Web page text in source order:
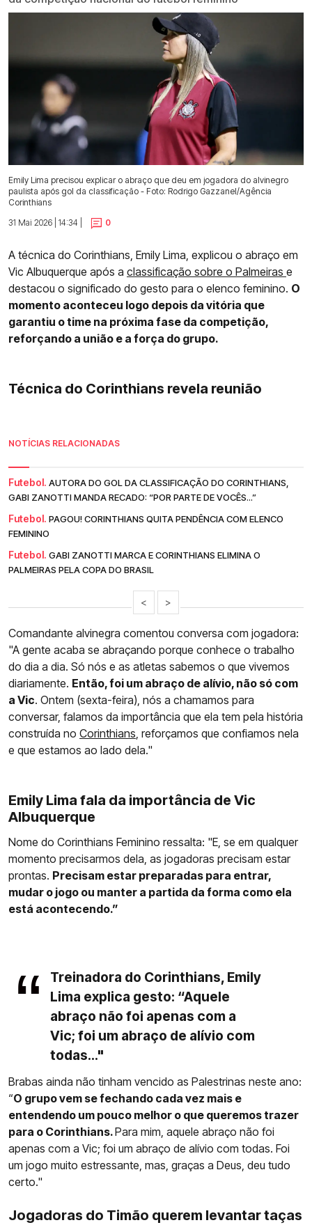
Emily Lima precisou explicar o abraço que deu em jogadora do alvinegro
paulista após gol da classificação - Foto: Rodrigo Gazzanel/Agência
Corinthians
31 Mai 2026 | 14:34 |
0
A técnica do Corinthians, Emily Lima, explicou o abraço em
Vic Albuquerque após a classificação sobre o Palmeiras e
destacou o significado do gesto para o elenco feminino. O
momento aconteceu logo depois da vitória que
garantiu o time na próxima fase da competição,
reforçando a união e a força do grupo.
Técnica do Corinthians revela reunião
NOTÍCIAS RELACIONADAS
Futebol. AUTORA DO GOL DA CLASSIFICAÇÃO DO CORINTHIANS,
GABI ZANOTTI MANDA RECADO: “POR PARTE DE VOCÊS...”
Futebol. PAGOU! CORINTHIANS QUITA PENDÊNCIA COM ELENCO
FEMININO
Futebol. GABI ZANOTTI MARCA E CORINTHIANS ELIMINA O
PALMEIRAS PELA COPA DO BRASIL
< >
Comandante alvinegra comentou conversa com jogadora:
"A gente acaba se abraçando porque conhece o trabalho
do dia a dia. Só nós e as atletas sabemos o que vivemos
diariamente. Então, foi um abraço de alívio, não só com
a Vic. Ontem (sexta-feira), nós a chamamos para
conversar, falamos da importância que ela tem pela história
construída no Corinthians , reforçamos que confiamos nela
e que estamos ao lado dela."
Emily Lima fala da importância de Vic
Albuquerque
Nome do Corinthians Feminino ressalta: "E, se em qualquer
momento precisarmos dela, as jogadoras precisam estar
prontas. Precisam estar preparadas para entrar,
mudar o jogo ou manter a partida da forma como ela
está acontecendo.”
Treinadora do Corinthians, Emily
Lima explica gesto: “Aquele
abraço não foi apenas com a
Vic; foi um abraço de alívio com
todas..."
Brabas ainda não tinham vencido as Palestrinas neste ano:
“O grupo vem se fechando cada vez mais e
entendendo um pouco melhor o que queremos trazer
para o Corinthians.Para mim, aquele abraço não foi
apenas com a Vic; foi um abraço de alívio com todas. Foi
um jogo muito estressante, mas, graças a Deus, deu tudo
certo."
Jogadoras do Timão querem levantar taças